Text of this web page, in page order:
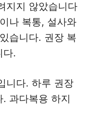
지지 않았습니다
나 복통, 설사와
습니다. 권장 복
다.
니다. 하루 권장
과다복용 하지